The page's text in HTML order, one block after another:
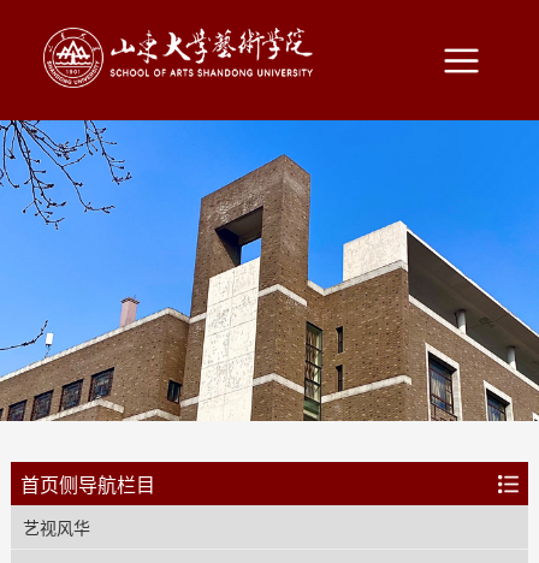
首页侧导航栏目
艺视风华